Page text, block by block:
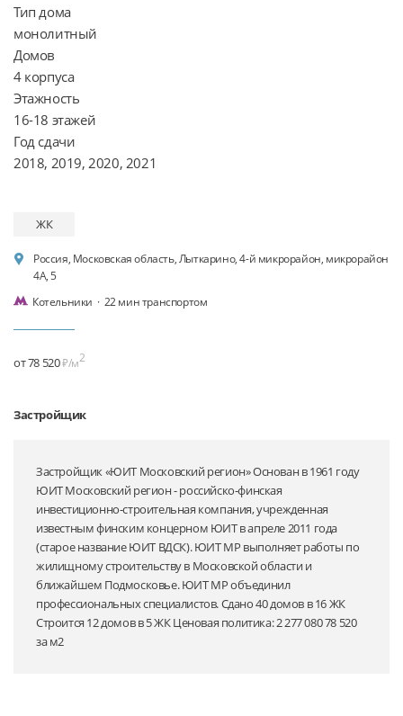
Тип дома
монолитный
Домов
4 корпуса
Этажность
16-18 этажей
Год сдачи
ЖК
Россия, Московская область, Лыткарино, 4-й микрорайон, микрорайон
4А, 5
Котельники · 22 мин транспортом
от 78 520₽/м2
Застройщик
Застройщик «ЮИТ Московский регион» Основан в 1961 году
ЮИТ Московский регион - российско-финская
инвестиционно-строительная компания, учрежденная
известным финским концерном ЮИТ в апреле 2011 года
(старое название ЮИТ ВДСК). ЮИТ МР выполняет работы по
жилищному строительству в Московской области и
ближайшем Подмосковье. ЮИТ МР объединил
профессиональных специалистов. Сдано 40 домов в 16 ЖК
Строится 12 домов в 5 ЖК Ценовая политика: 2 277 080 78 520
за м2